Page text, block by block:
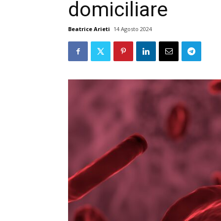
domiciliare
Beatrice Arieti 14 Agosto 2024